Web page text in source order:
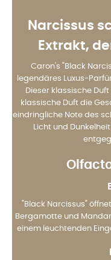
Narcissus
Extrakt,
Caron's "Black
legendäres Luxus-
Dieser klassische
klassische Duft die
eindringliche Note des
Licht und
"Black Narcissus"
Bergamotte und
einem leuchtenden